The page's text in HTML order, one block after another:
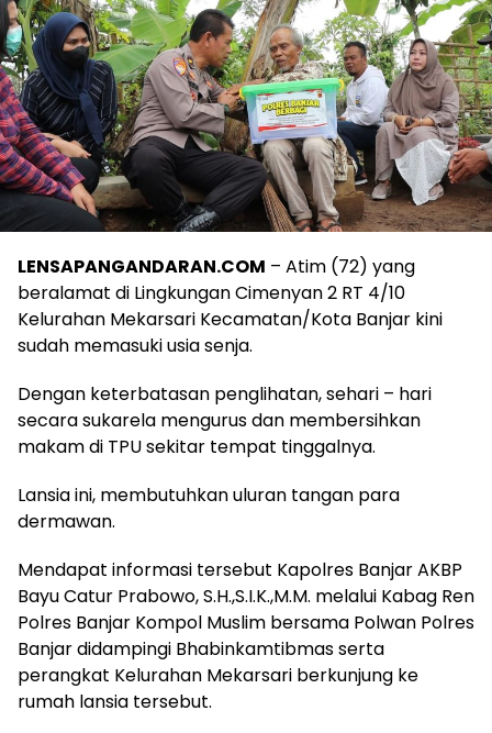
LENSAPANGANDARAN.COM – Atim (72) yang
beralamat di Lingkungan Cimenyan 2 RT 4/10
Kelurahan Mekarsari Kecamatan/Kota Banjar kini
sudah memasuki usia senja.
Dengan keterbatasan penglihatan, sehari – hari
secara sukarela mengurus dan membersihkan
makam di TPU sekitar tempat tinggalnya.
Lansia ini, membutuhkan uluran tangan para
dermawan.
Mendapat informasi tersebut Kapolres Banjar AKBP
Bayu Catur Prabowo, S.H.,S.I.K.,M.M. melalui Kabag Ren
Polres Banjar Kompol Muslim bersama Polwan Polres
Banjar didampingi Bhabinkamtibmas serta
perangkat Kelurahan Mekarsari berkunjung ke
rumah lansia tersebut.